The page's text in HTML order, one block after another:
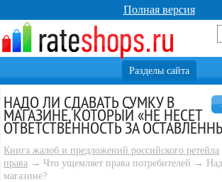
Полная версия
НАДО ЛИ СДАВАТЬ СУМКУ В
МАГАЗИНЕ, КОТОРЫЙ «НЕ НЕСЕТ
ОТВЕТСТВЕННОСТЬ ЗА
Книга жалоб и предложений российского ретейла
права → Что ущемляет права потребителей →
магазине?